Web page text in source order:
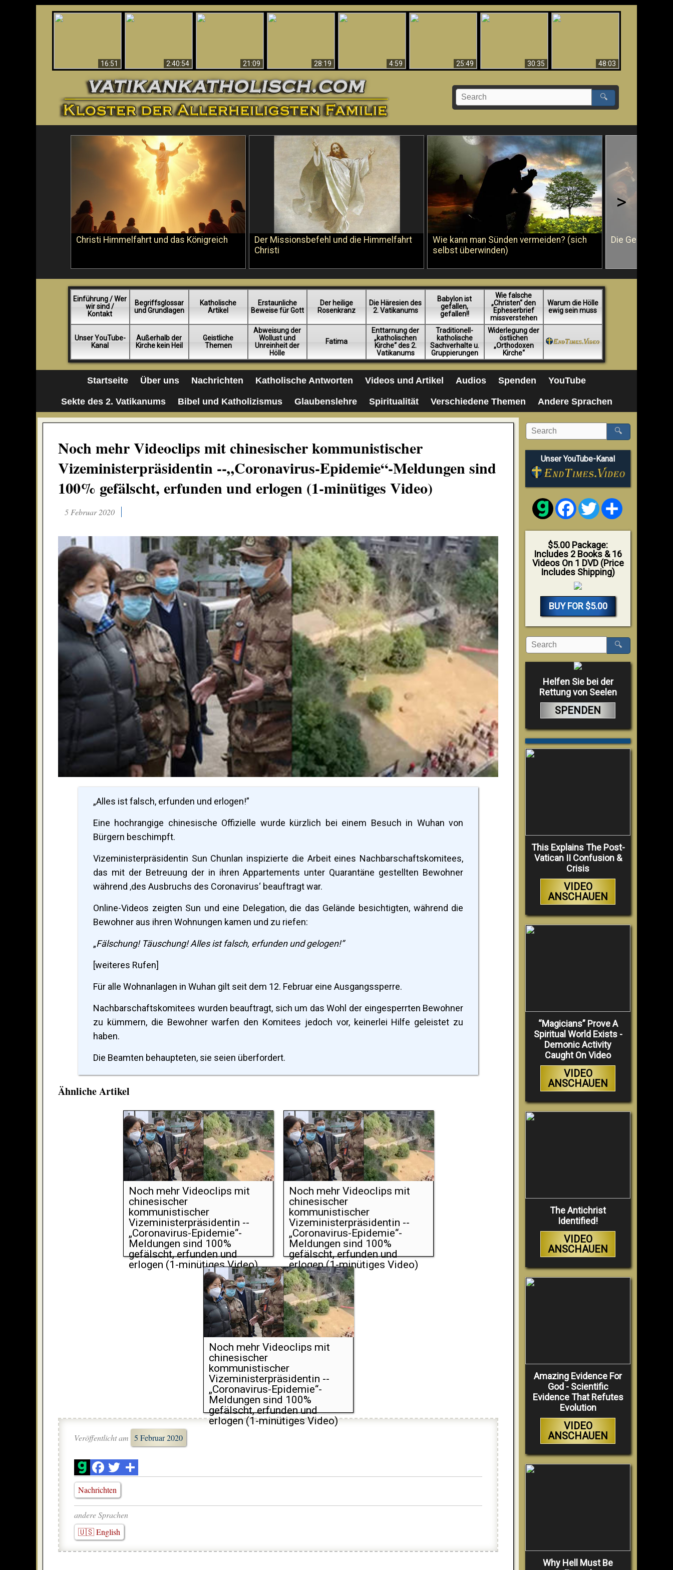
16:51
2:40:54
21:09
28:19
4:59
25:49 30:35
48:03
🔍
Christi Himmelfahrt und das Königreich
Der Missionsbefehl und die Himmelfahrt
Christi
Wie kann man Sünden vermeiden? (sich
selbst überwinden)
Die Geißelung
>
Einführung / Wer
wir sind /
Kontakt
Begriffsglossar
und Grundlagen
Katholische
Artikel
Erstaunliche
Beweise für Gott
Der heilige
Rosenkranz
Die Häresien des
2. Vatikanums
Babylon ist
gefallen,
gefallen!!
Wie falsche
„Christen“ den
Epheserbrief
missverstehen
Warum die Hölle
ewig sein muss
Unser YouTube-
Kanal
Außerhalb der
Kirche kein Heil
Geistliche
Themen
Abweisung der
Wollust und
Unreinheit der
Hölle
Fatima
Enttarnung der
„katholischen
Kirche“ des 2.
Vatikanums
Traditionell-
katholische
Sachverhalte u.
Gruppierungen
Widerlegung der
östlichen
„Orthodoxen
Kirche“
Startseite Über uns Nachrichten Katholische Antworten Videos und Artikel Audios Spenden YouTube
Sekte des 2. Vatikanums Bibel und Katholizismus Glaubenslehre Spiritualität Verschiedene Themen Andere Sprachen
Noch mehr Videoclips mit chinesischer kommunistischer
Vizeministerpräsidentin --„Coronavirus-Epidemie“-Meldungen sind
100% gefälscht, erfunden und erlogen (1-minütiges Video)
5 Februar 2020
„Alles ist falsch, erfunden und erlogen!”
Eine hochrangige chinesische Offizielle wurde kürzlich bei einem Besuch in Wuhan von
Bürgern beschimpft.
Vizeministerpräsidentin Sun Chunlan inspizierte die Arbeit eines Nachbarschaftskomitees,
das mit der Betreuung der in ihren Appartements unter Quarantäne gestellten Bewohner
während ‚des Ausbruchs des Coronavirus‘ beauftragt war.
Online-Videos zeigten Sun und eine Delegation, die das Gelände besichtigten, während die
Bewohner aus ihren Wohnungen kamen und zu riefen:
„Fälschung! Täuschung! Alles ist falsch, erfunden und gelogen!”
[weiteres Rufen]
Für alle Wohnanlagen in Wuhan gilt seit dem 12. Februar eine Ausgangssperre.
Nachbarschaftskomitees wurden beauftragt, sich um das Wohl der eingesperrten Bewohner
zu kümmern, die Bewohner warfen den Komitees jedoch vor, keinerlei Hilfe geleistet zu
haben.
Die Beamten behaupteten, sie seien überfordert.
Ähnliche Artikel
Noch mehr Videoclips mit
chinesischer
kommunistischer
Vizeministerpräsidentin --
„Coronavirus-Epidemie“-
Meldungen sind 100%
gefälscht, erfunden und
erlogen (1-minütiges Video)
Noch mehr Videoclips mit
chinesischer
kommunistischer
Vizeministerpräsidentin --
„Coronavirus-Epidemie“-
Meldungen sind 100%
gefälscht, erfunden und
erlogen (1-minütiges Video)
Noch mehr Videoclips mit
chinesischer
kommunistischer
Vizeministerpräsidentin --
„Coronavirus-Epidemie“-
Meldungen sind 100%
gefälscht, erfunden und
erlogen (1-minütiges Video)
Veröffentlicht am 5 Februar 2020
Nachrichten
andere Sprachen
🇺🇸 English
🔍
Unser YouTube-Kanal
FacebookTwitter
$5.00 Package:
Includes 2 Books & 16
Videos On 1 DVD (Price
Includes Shipping)
BUY FOR $5.00
🔍
Helfen Sie bei der
Rettung von Seelen
SPENDEN
This Explains The Post-
Vatican II Confusion &
Crisis
VIDEO
ANSCHAUEN
“Magicians” Prove A
Spiritual World Exists -
Demonic Activity
Caught On Video
VIDEO
ANSCHAUEN
The Antichrist
Identified!
VIDEO
ANSCHAUEN
Amazing Evidence For
God - Scientific
Evidence That Refutes
Evolution
VIDEO
ANSCHAUEN
Why Hell Must Be